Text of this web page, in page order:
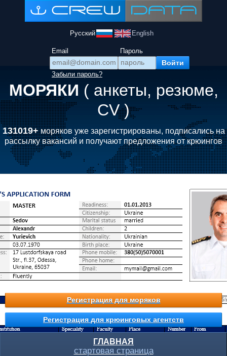
Русский English
Email Пароль
Забыли пароль?
МОРЯКИ ( анкеты, резюме,
CV )
131019+моряков уже зарегистрированы, подписались на
рассылку вакансий и получают предложения от крюингов
Регистрация для моряков
Регистрация для крюинговых агентств
ГЛАВНАЯ
стартовая страница